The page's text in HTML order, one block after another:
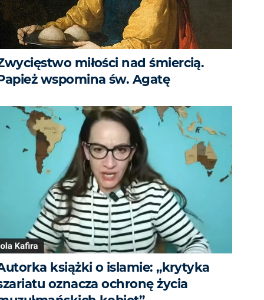
miłości nad śmiercią.
wspomina św. Agatę
książki o islamie: „krytyka
oznacza ochronę życia